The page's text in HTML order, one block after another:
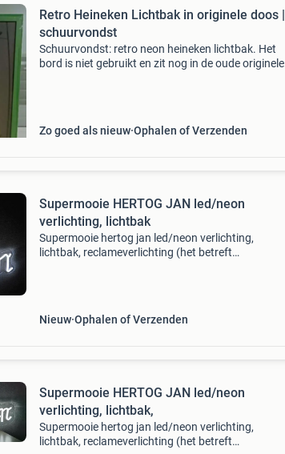
Retro Heineken Lichtbak in originele doos |
schuurvondst
Schuurvondst: retro neon heineken lichtbak. Het
bord is niet gebruikt en zit nog in de oude originele
Zo goed als nieuw Ophalen of Verzenden
Supermooie HERTOG JAN led/neon
verlichting, lichtbak
Supermooie hertog jan led/neon verlichting,
lichtbak, reclameverlichting (het betreft
Nieuw Ophalen of Verzenden
Supermooie HERTOG JAN led/neon
verlichting, lichtbak,
Supermooie hertog jan led/neon verlichting,
lichtbak, reclameverlichting (het betreft